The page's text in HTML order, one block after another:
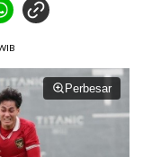
Perbesar